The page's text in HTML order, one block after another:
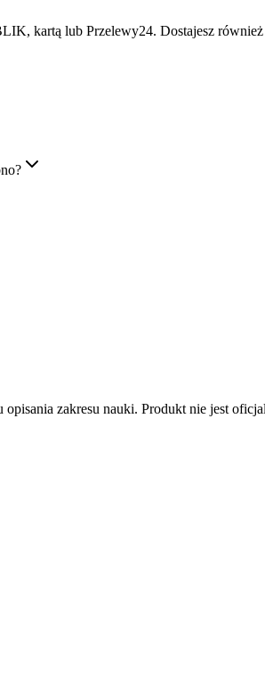
kartą lub Przelewy24. Dostajesz
zakresu nauki. Produkt nie jest